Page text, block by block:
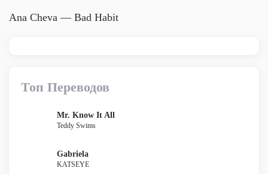
Ana Cheva — Bad Habit
Топ Переводов
Mr. Know It All
Teddy Swims
Gabriela
KATSEYE